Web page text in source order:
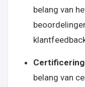
belang van
belang van